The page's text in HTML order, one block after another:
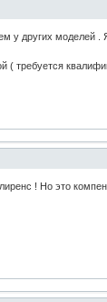
у других
( требуется
! Но это